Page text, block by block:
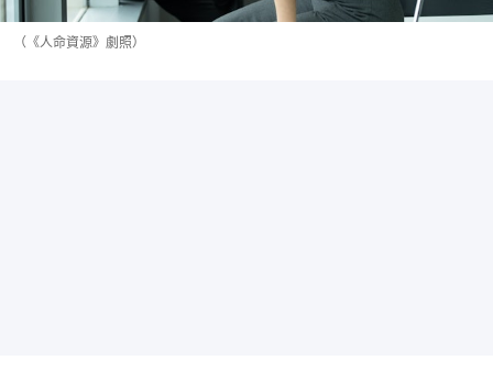
（《人命資源》劇照）